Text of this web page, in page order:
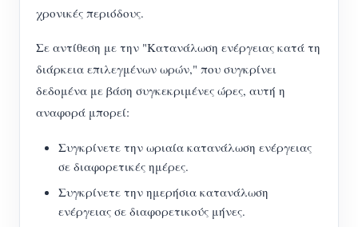
χρονικές περιόδους.
Σε αντίθεση με την "Κατανάλωση ενέργειας κατά τη
διάρκεια επιλεγμένων ωρών," που συγκρίνει
δεδομένα με βάση συγκεκριμένες ώρες, αυτή η
αναφορά μπορεί:
Συγκρίνετε την ωριαία κατανάλωση ενέργειας
σε διαφορετικές ημέρες.
Συγκρίνετε την ημερήσια κατανάλωση
ενέργειας σε διαφορετικούς μήνες.